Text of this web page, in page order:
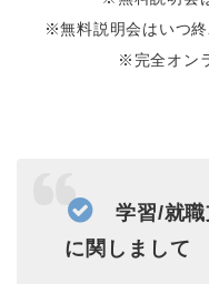
※無料説明会はいつ
※完全オン
学習/就
に関しまして